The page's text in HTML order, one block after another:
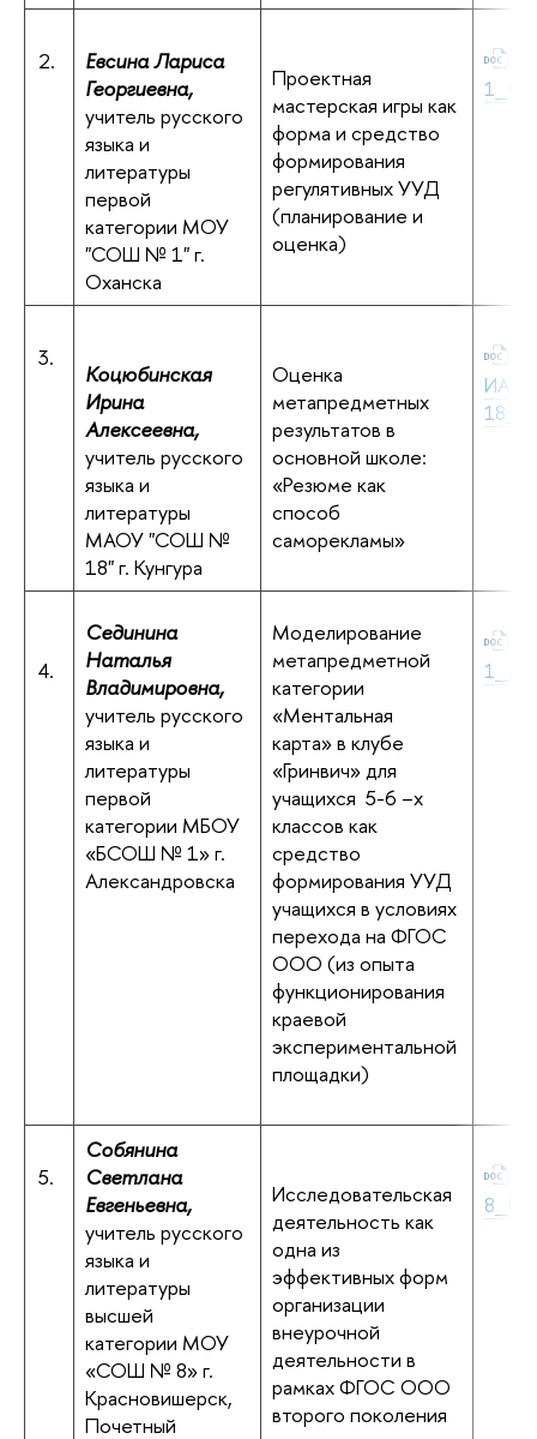
2.
Евсина Лариса
Георгиевна,
учитель русского
языка и
литературы
первой
категории МОУ
"СОШ № 1" г.
Оханска
Проектная
мастерская игры как
форма и средство
формирования
регулятивных УУД
(планирование и
оценка)
3.
Коцюбинская
Ирина
Алексеевна,
учитель русского
языка и
литературы
МАОУ "СОШ №
18" г. Кунгура
Оценка
метапредметных
результатов в
основной школе:
«Резюме как
способ
саморекламы»
4.
Сединина
Наталья
Владимировна,
учитель русского
языка и
литературы
первой
категории МБОУ
«БСОШ № 1» г.
Александровска
Моделирование
метапредметной
категории
«Ментальная
карта» в клубе
«Гринвич» для
учащихся 5-6 –х
классов как
средство
формирования УУД
учащихся в условиях
перехода на ФГОС
ООО (из опыта
функционирования
краевой
экспериментальной
площадки)
5.
Собянина
Светлана
Евгеньевна,
учитель русского
языка и
литературы
высшей
категории МОУ
«СОШ № 8» г.
Красновишерск,
Почетный
Исследовательская
деятельность как
одна из
эффективных форм
организации
внеурочной
деятельности в
рамках ФГОС ООО
второго поколения